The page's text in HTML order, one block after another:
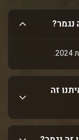
נגמר?
זה